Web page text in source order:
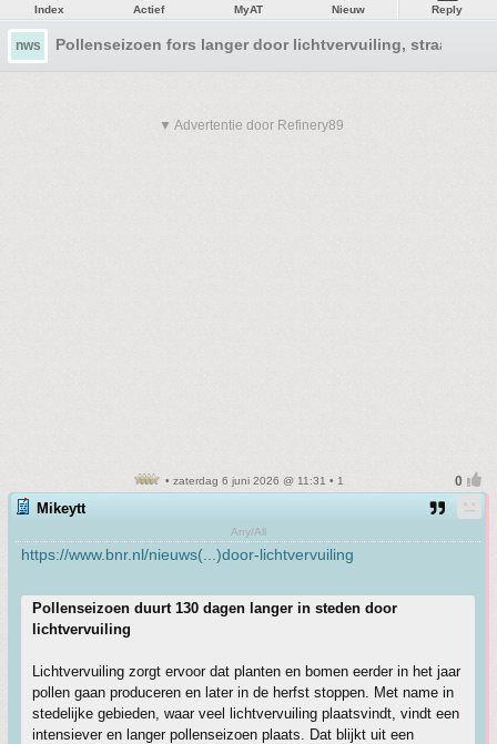
Index Actief MyAT Nieuw Reply
nws Pollenseizoen fors langer door lichtvervuiling,
▼ Advertentie door Refinery89
• zaterdag 6 juni 2026 @ 11:31 • 1
Mikeytt
Any/All
https://www.bnr.nl/nieuws(...)door-lichtvervuiling
Pollenseizoen duurt 130 dagen langer in steden door
lichtvervuiling
Lichtvervuiling zorgt ervoor dat planten en bomen eerder in het jaar
pollen gaan produceren en later in de herfst stoppen. Met name in
stedelijke gebieden, waar veel lichtvervuiling plaatsvindt, vindt een
intensiever en langer pollenseizoen plaats. Dat blijkt uit een